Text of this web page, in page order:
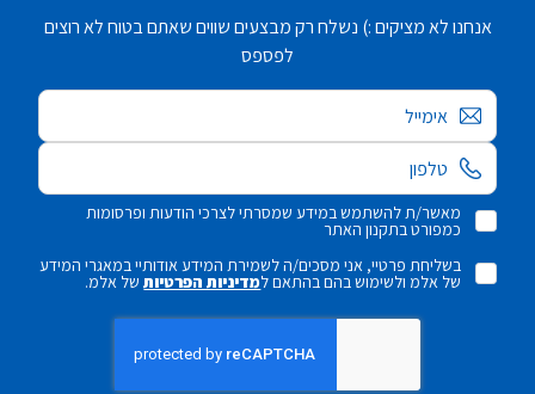
אנחנו לא מציקים :) נשלח רק מבצעים שווים שאתם בטוח לא רוצים
לפספס
אימייל
מאשר/ת להשתמש במידע שמסרתי לצרכי הודעות ופרסומות
כמפורט בתקנון האתר
בשליחת פרטיי, אני מסכים/ה לשמירת המידע אודותיי במאגרי המידע
של אלמ ולשימוש בהם בהתאם למדיניות הפרטיותשל אלמ.